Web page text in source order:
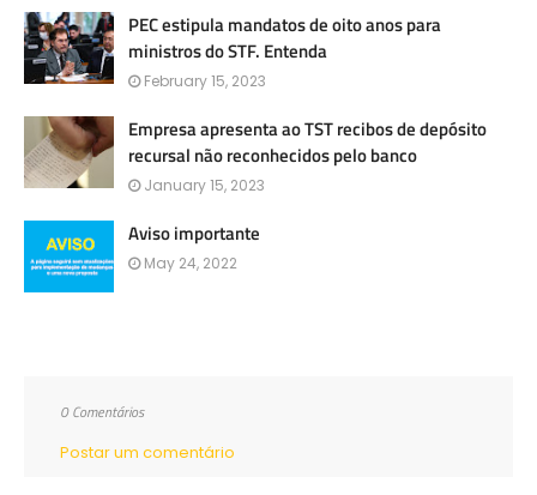
PEC estipula mandatos de oito anos para
ministros do STF. Entenda
February 15, 2023
Empresa apresenta ao TST recibos de depósito
recursal não reconhecidos pelo banco
January 15, 2023
Aviso importante
May 24, 2022
0 Comentários
Postar um comentário